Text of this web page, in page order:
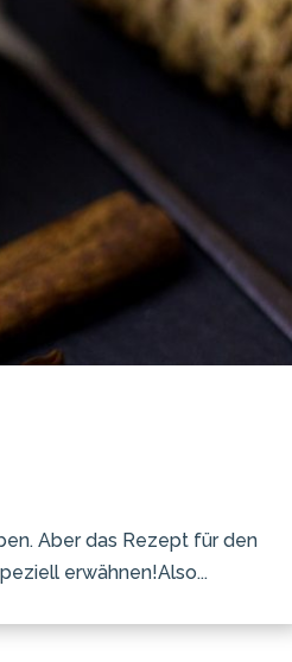
Aber das Rezept für den
erwähnen!Also...